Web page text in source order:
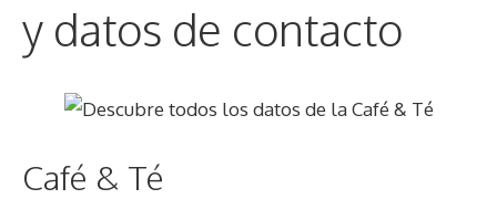
y datos de contacto
Café & Té